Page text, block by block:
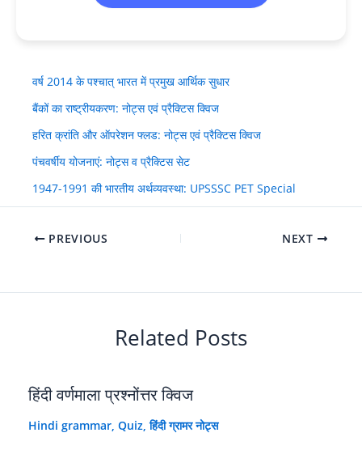
वर्ष 2014 के पश्चात् भारत में प्रमुख आर्थिक सुधार
बैंकों का राष्ट्रीयकरण: नोट्स एवं प्रैक्टिस क्विज
हरित क्रांति और ऑपरेशन फ्लड: नोट्स एवं प्रैक्टिस क्विज
पंचवर्षीय योजनाएं: नोट्स व प्रैक्टिस सेट
1947-1991 की भारतीय अर्थव्यवस्था: UPSSSC PET Special
PREVIOUS NEXT
Related Posts
हिंदी वर्णमाला प्रश्नोंत्तर क्विज
Hindi grammar, Quiz,हिंदी ग्रामर नोट्स